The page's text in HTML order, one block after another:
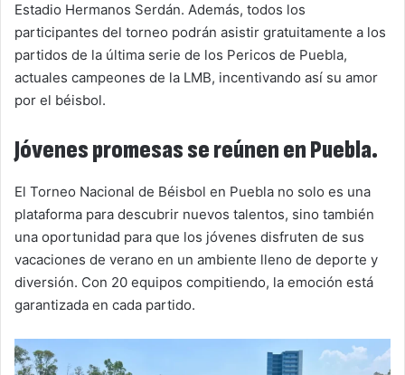
Estadio Hermanos Serdán. Además, todos los
participantes del torneo podrán asistir gratuitamente a los
partidos de la última serie de los Pericos de Puebla,
actuales campeones de la LMB, incentivando así su amor
por el béisbol.
Jóvenes promesas se reúnen en Puebla.
El Torneo Nacional de Béisbol en Puebla no solo es una
plataforma para descubrir nuevos talentos, sino también
una oportunidad para que los jóvenes disfruten de sus
vacaciones de verano en un ambiente lleno de deporte y
diversión. Con 20 equipos compitiendo, la emoción está
garantizada en cada partido.